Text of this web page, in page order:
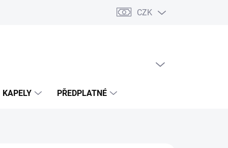
CZK
KAPELY PŘEDPLATNÉ